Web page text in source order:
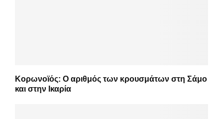
Κορωνοϊός: Ο αριθμός των κρουσμάτων στη Σάμο
και στην Ικαρία